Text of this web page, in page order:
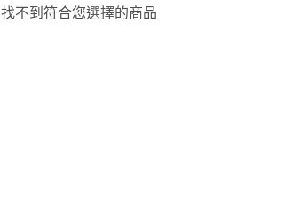
找不到符合您選擇的商品